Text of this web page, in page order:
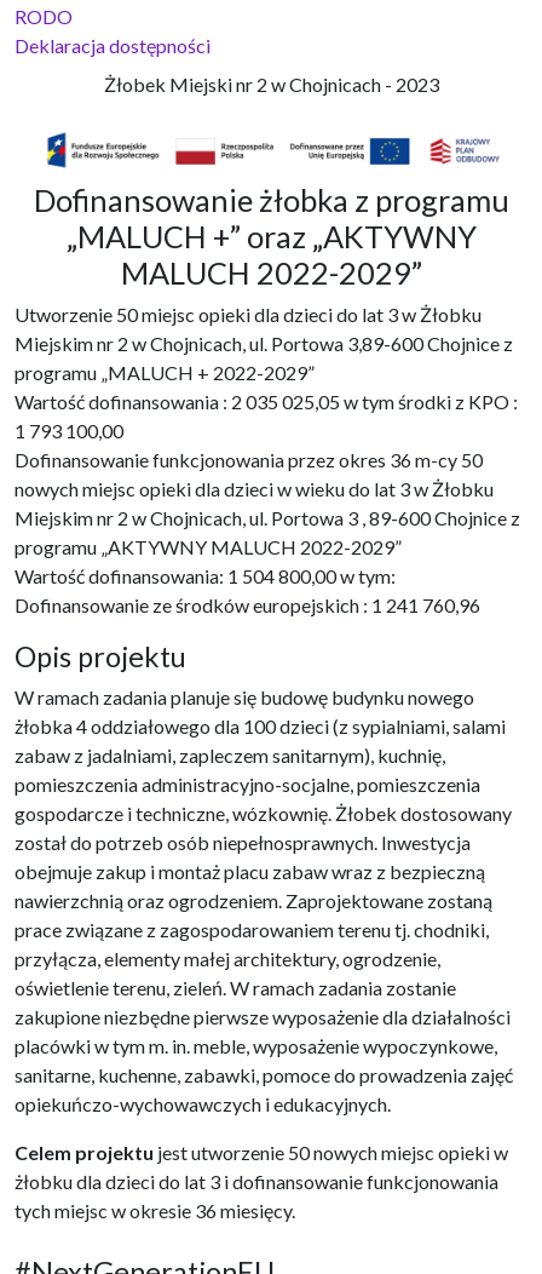
RODO
Deklaracja dostępności
Żłobek Miejski nr 2 w Chojnicach - 2023
Dofinansowanie żłobka z programu
„MALUCH +” oraz „AKTYWNY
MALUCH 2022-2029”
Utworzenie 50 miejsc opieki dla dzieci do lat 3 w Żłobku
Miejskim nr 2 w Chojnicach, ul. Portowa 3,89-600 Chojnice z
programu „MALUCH + 2022-2029”
Wartość dofinansowania : 2 035 025,05 w tym środki z KPO :
1 793 100,00
Dofinansowanie funkcjonowania przez okres 36 m-cy 50
nowych miejsc opieki dla dzieci w wieku do lat 3 w Żłobku
Miejskim nr 2 w Chojnicach, ul. Portowa 3 , 89-600 Chojnice z
programu „AKTYWNY MALUCH 2022-2029”
Wartość dofinansowania: 1 504 800,00 w tym:
Dofinansowanie ze środków europejskich : 1 241 760,96
Opis projektu
W ramach zadania planuje się budowę budynku nowego
żłobka 4 oddziałowego dla 100 dzieci (z sypialniami, salami
zabaw z jadalniami, zapleczem sanitarnym), kuchnię,
pomieszczenia administracyjno-socjalne, pomieszczenia
gospodarcze i techniczne, wózkownię. Żłobek dostosowany
został do potrzeb osób niepełnosprawnych. Inwestycja
obejmuje zakup i montaż placu zabaw wraz z bezpieczną
nawierzchnią oraz ogrodzeniem. Zaprojektowane zostaną
prace związane z zagospodarowaniem terenu tj. chodniki,
przyłącza, elementy małej architektury, ogrodzenie,
oświetlenie terenu, zieleń. W ramach zadania zostanie
zakupione niezbędne pierwsze wyposażenie dla działalności
placówki w tym m. in. meble, wyposażenie wypoczynkowe,
sanitarne, kuchenne, zabawki, pomoce do prowadzenia zajęć
opiekuńczo-wychowawczych i edukacyjnych.
Celem projektu jest utworzenie 50 nowych miejsc opieki w
żłobku dla dzieci do lat 3 i dofinansowanie funkcjonowania
tych miejsc w okresie 36 miesięcy.